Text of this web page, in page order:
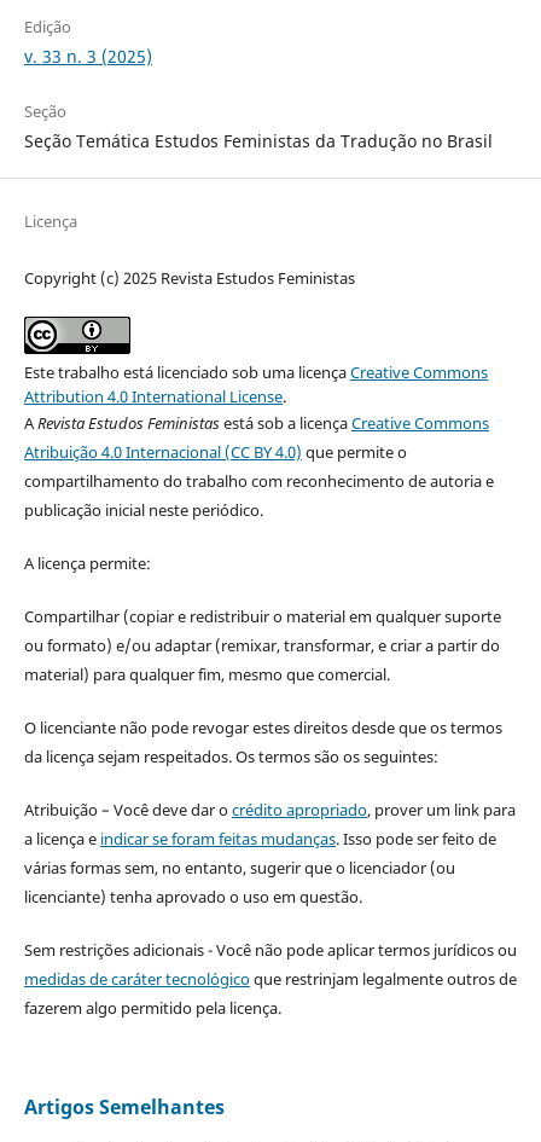
Edição
v. 33 n. 3 (2025)
Seção
Seção Temática Estudos Feministas da Tradução no Brasil
Licença
Copyright (c) 2025 Revista Estudos Feministas
Este trabalho está licenciado sob uma licençaCreative Commons
Attribution 4.0 International License.
ARevista Estudos Feministasestá sob a licençaCreative Commons
Atribuição 4.0 Internacional (CC BY 4.0) que permite o
compartilhamento do trabalho com reconhecimento de autoria e
publicação inicial neste periódico.
A licença permite:
Compartilhar (copiar e redistribuir o material em qualquer suporte
ou formato) e/ou adaptar (remixar, transformar, e criar a partir do
material) para qualquer fim, mesmo que comercial.
O licenciante não pode revogar estes direitos desde que os termos
da licença sejam respeitados. Os termos são os seguintes:
Atribuição – Você deve dar ocrédito apropriado, prover um link para
a licença e indicar se foram feitas mudanças. Isso pode ser feito de
várias formas sem, no entanto, sugerir que o licenciador (ou
licenciante) tenha aprovado o uso em questão.
Sem restrições adicionais - Você não pode aplicar termos jurídicos ou
medidas de caráter tecnológicoque restrinjam legalmente outros de
fazerem algo permitido pela licença.
Artigos Semelhantes